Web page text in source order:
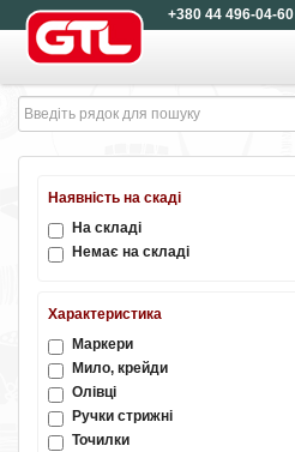
+380 44 496-04-60
Наявність на скаді
На складі
Немає на складі
Характеристика
Маркери
Мило, крейди
Олівці
Ручки стрижні
Точилки